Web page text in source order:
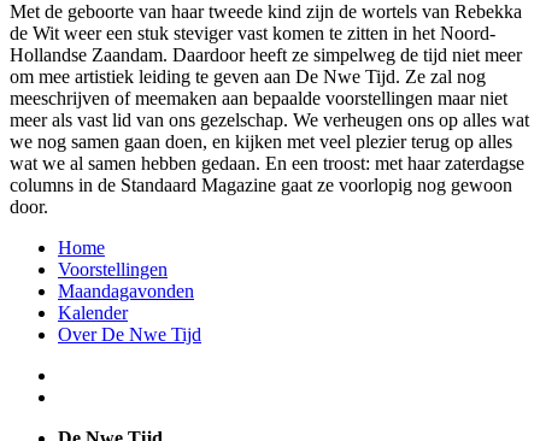
Met de geboorte van haar tweede kind zijn de wortels van Rebekka
de Wit weer een stuk steviger vast komen te zitten in het Noord-
Hollandse Zaandam. Daardoor heeft ze simpelweg de tijd niet meer
om mee artistiek leiding te geven aan De Nwe Tijd. Ze zal nog
meeschrijven of meemaken aan bepaalde voorstellingen maar niet
meer als vast lid van ons gezelschap. We verheugen ons op alles wat
we nog samen gaan doen, en kijken met veel plezier terug op alles
wat we al samen hebben gedaan. En een troost: met haar zaterdagse
columns in de Standaard Magazine gaat ze voorlopig nog gewoon
door.
Home
Voorstellingen
Maandagavonden
Kalender
Over De Nwe Tijd